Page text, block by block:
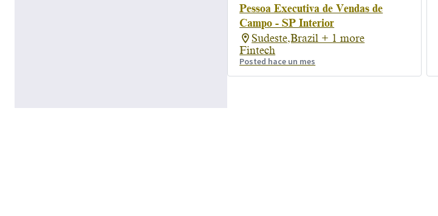
Pessoa Executiva de Vendas de
Campo - SP Interior
Sudeste,Brazil + 1 more
Fintech
Posted hace un mes